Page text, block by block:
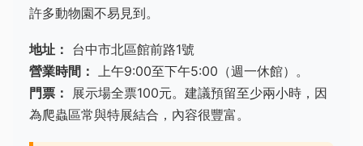
許多動物園不易見到。
地址： 台中市北區館前路1號
營業時間： 上午9:00至下午5:00（週一休館）。
門票： 展示場全票100元。建議預留至少兩小時，因
為爬蟲區常與特展結合，內容很豐富。